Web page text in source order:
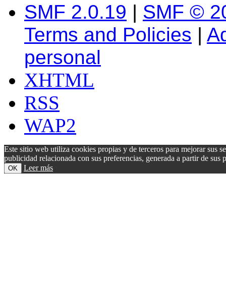
SMF 2.0.19 | SMF ©
Terms and Policies |
personal
XHTML
RSS
WAP2
Este sitio web utiliza cookies propias y de terceros para mejorar sus
publicidad relacionada con sus preferencias, generada a partir de
OK Leer más